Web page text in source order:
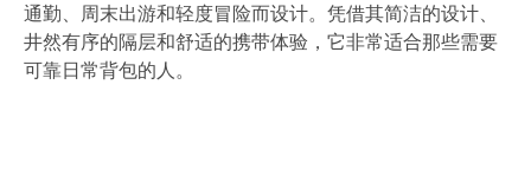
通勤、周末出游和轻度冒险而设计。凭借其简洁的设计、
井然有序的隔层和舒适的携带体验，它非常适合那些需要
可靠日常背包的人。